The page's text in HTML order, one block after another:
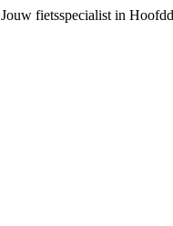
Jouw fietsspecialist in